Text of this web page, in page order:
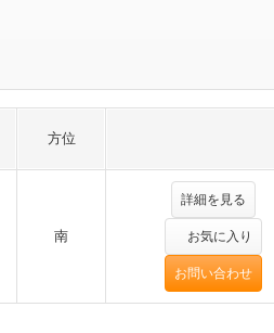
方位
南
詳細を見る
お気に入り
お問い合わせ